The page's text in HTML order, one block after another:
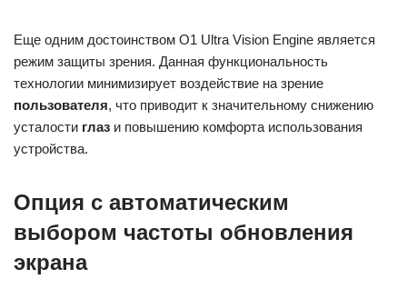
Еще одним достоинством O1 Ultra Vision Engine является
режим защиты зрения. Данная функциональность
технологии минимизирует воздействие на зрение
пользователя, что приводит к значительному снижению
усталости глаз и повышению комфорта использования
устройства.
Опция с автоматическим
выбором частоты обновления
экрана